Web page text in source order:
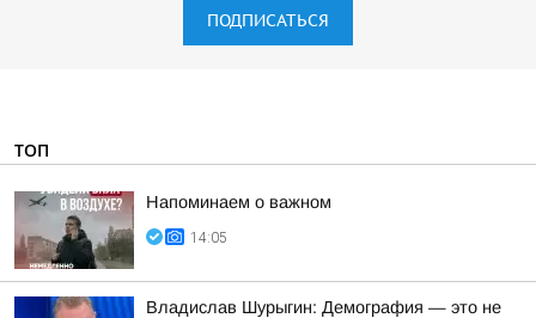
ПОДПИСАТЬСЯ
ТОП
Напоминаем о важном
14:05
Владислав Шурыгин: Демография — это не